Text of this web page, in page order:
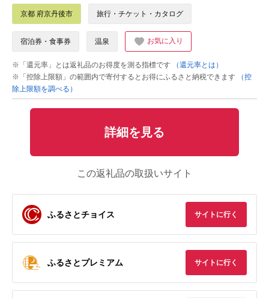
京都 府京丹後市 旅行・チケット・カタログ
宿泊券・食事券 温泉 お気に入り
※「還元率」とは返礼品のお得度を測る指標です
（還元率とは）
※「控除上限額」の範囲内で寄付するとお得にふるさと納税できます
（控
除上限額を調べる）
詳細を見る
この返礼品の取扱いサイト
ふるさとチョイス サイトに行く
ふるさとプレミアム サイトに行く